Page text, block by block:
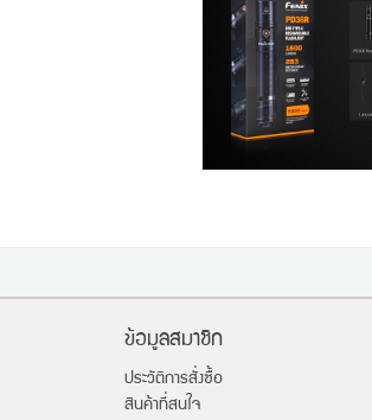
ข้อมูลสมาชิก
ประวัติการสั่งซื้อ
สินค้าที่สนใจ